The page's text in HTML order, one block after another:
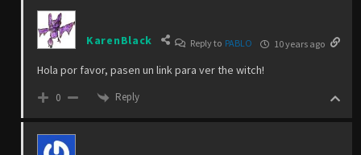
KarenBlack Reply to PABLO 10 years ago
Hola por favor, pasen un link para ver the witch!
0 Reply